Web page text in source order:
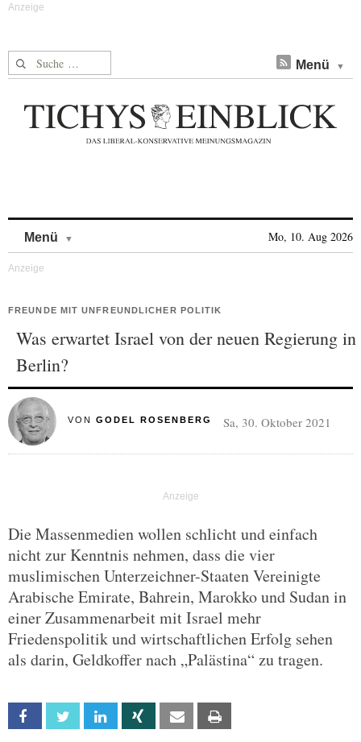
Suche nach: Menü
Menü Mo, 10. Aug 2026
FREUNDE MIT UNFREUNDLICHER POLITIK
Was erwartet Israel von der neuen Regierung in
Berlin?
VON GODEL ROSENBERG Sa, 30. Oktober 2021
Die Massenmedien wollen schlicht und einfach
nicht zur Kenntnis nehmen, dass die vier
muslimischen Unterzeichner-Staaten Vereinigte
Arabische Emirate, Bahrein, Marokko und Sudan in
einer Zusammenarbeit mit Israel mehr
Friedenspolitik und wirtschaftlichen Erfolg sehen
als darin, Geldkoffer nach „Palästina“ zu tragen.
Facebook Twitter Linkedin Xing Email